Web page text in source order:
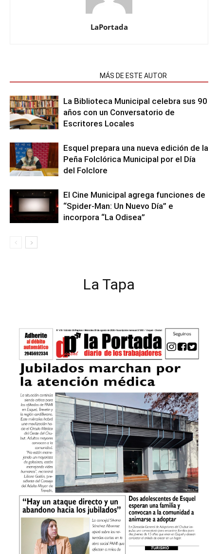
LaPortada
MÁS DE ESTE AUTOR
La Biblioteca Municipal celebra sus 90
años con un Conversatorio de
Escritores Locales
Esquel prepara una nueva edición de la
Peña Folclórica Municipal por el Día
del Folclore
El Cine Municipal agrega funciones de
“Spider-Man: Un Nuevo Día” e
incorpora “La Odisea”
La Tapa